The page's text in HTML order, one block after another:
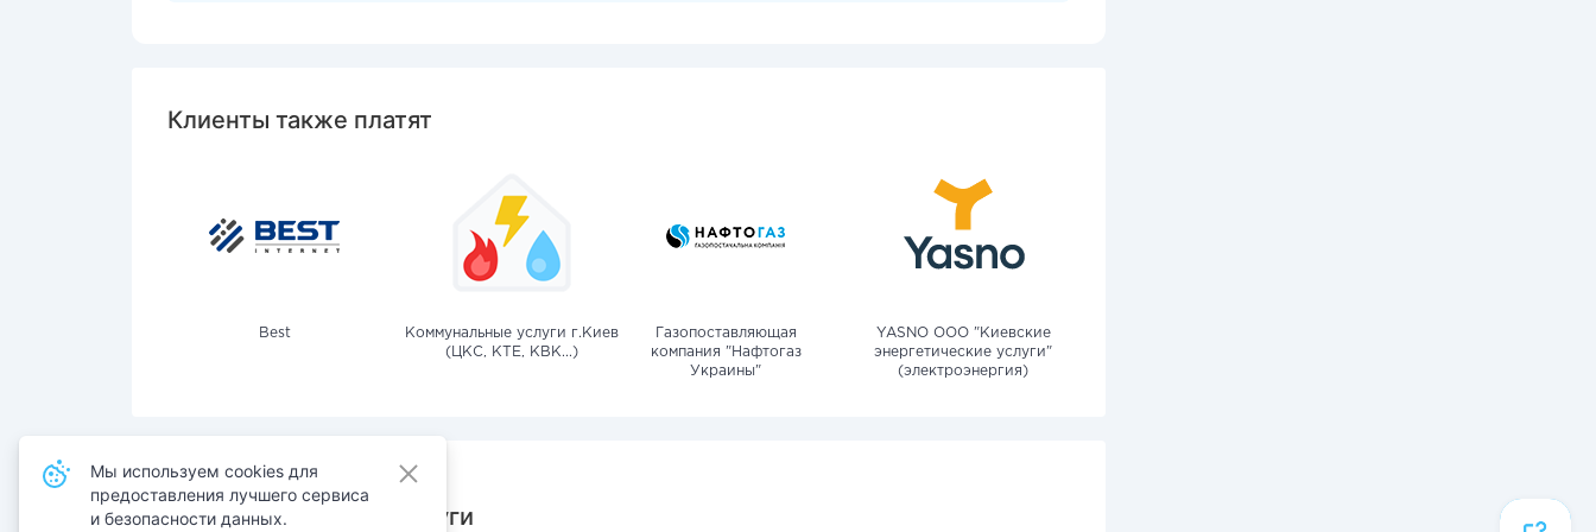
Клиенты также платят
Best
Коммунальные услуги г.Киев
(ЦКС, КТЕ, КВК...)
Газопоставляющая
компания "Нафтогаз
Украины"
YASNO OOO "Киевские
энергетические услуги"
(электроэнергия)
Также оплачивают услуги
Мы используем cookies для
предоставления лучшего сервиса
и безопасности данных.